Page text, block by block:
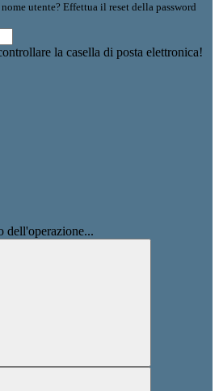
utente? Effettua il reset della password
la casella di posta elettronica!
dell'operazione...